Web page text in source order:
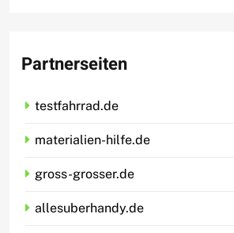
Partnerseiten
testfahrrad.de
materialien-hilfe.de
gross-grosser.de
allesuberhandy.de